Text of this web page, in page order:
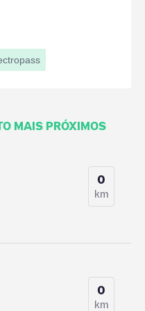
MAIS PRÓXIMOS
0
km
0
km